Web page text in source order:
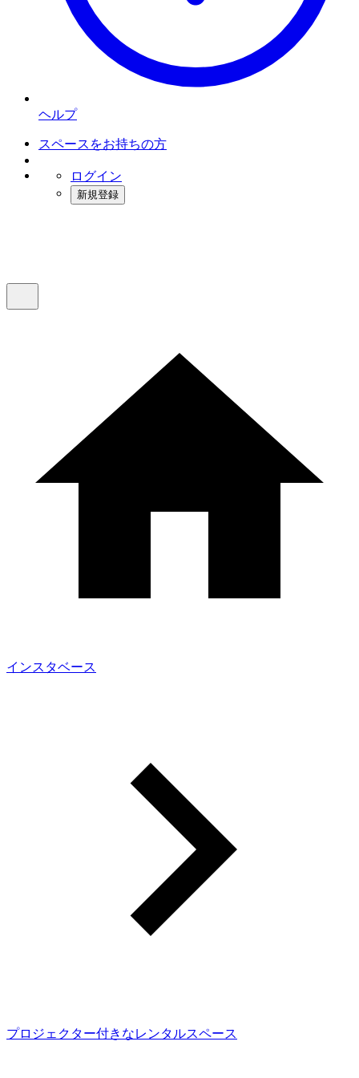
ヘルプ
スペースをお持ちの方
ログイン
新規登録
インスタベース
プロジェクター付きなレンタルスペース